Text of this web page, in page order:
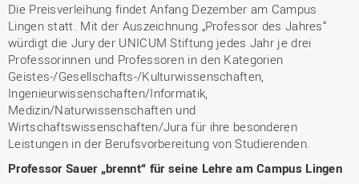
Die Preisverleihung findet Anfang Dezember am Campus
Lingen statt. Mit der Auszeichnung „Professor des Jahres“
würdigt die Jury der UNICUM Stiftung jedes Jahr je drei
Professorinnen und Professoren in den Kategorien
Geistes-/Gesellschafts-/Kulturwissenschaften,
Ingenieurwissenschaften/Informatik,
Medizin/Naturwissenschaften und
Wirtschaftswissenschaften/Jura für ihre besonderen
Leistungen in der Berufsvorbereitung von Studierenden.
Professor Sauer „brennt“ für seine Lehre am Campus Lingen